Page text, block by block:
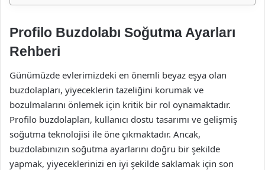
Profilo Buzdolabı Soğutma Ayarları
Rehberi
Günümüzde evlerimizdeki en önemli beyaz eşya olan
buzdolapları, yiyeceklerin tazeliğini korumak ve
bozulmalarını önlemek için kritik bir rol oynamaktadır.
Profilo buzdolapları, kullanıcı dostu tasarımı ve gelişmiş
soğutma teknolojisi ile öne çıkmaktadır. Ancak,
buzdolabınızın soğutma ayarlarını doğru bir şekilde
yapmak, yiyeceklerinizi en iyi şekilde saklamak için son